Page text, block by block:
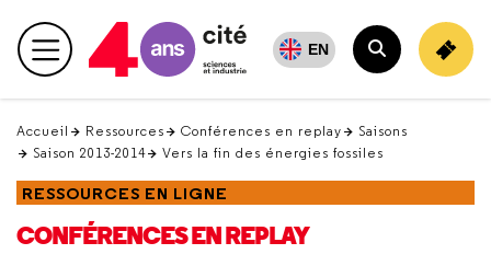
en
haut Menu principal EN
Rechercher
Accueil Ressources Conférences en replay
Saisons
Saison 2013-2014
Vers la fin des énergies fossiles
RESSOURCES EN LIGNE
CONFÉRENCES EN REPLAY